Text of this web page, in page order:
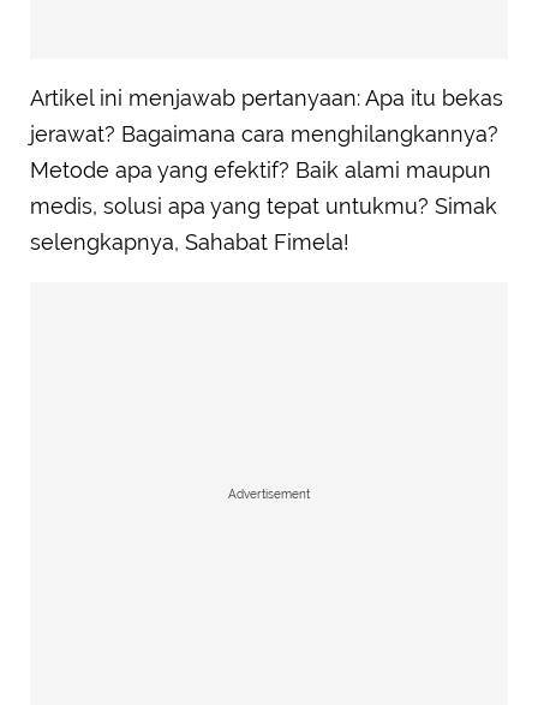
Artikel ini menjawab pertanyaan: Apa itu bekas
jerawat? Bagaimana cara menghilangkannya?
Metode apa yang efektif? Baik alami maupun
medis, solusi apa yang tepat untukmu? Simak
selengkapnya, Sahabat Fimela!
Advertisement